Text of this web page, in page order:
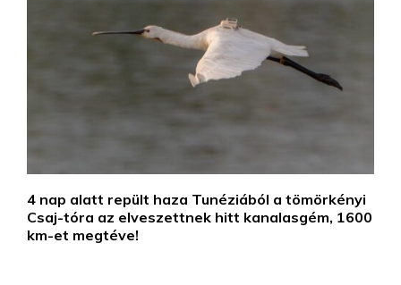
4 nap alatt repült haza Tunéziából a tömörkényi
Csaj-tóra az elveszettnek hitt kanalasgém, 1600
km-et megtéve!